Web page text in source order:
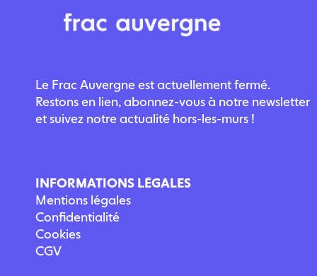
Le Frac Auvergne est actuellement fermé.
Restons en lien, abonnez-vous à notre newsletter
et suivez notre actualité hors-les-murs !
INFORMATIONS LÉGALES
Mentions légales
Confidentialité
Cookies
CGV